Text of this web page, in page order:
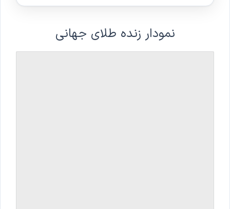
نمودار زنده طلای جهانی